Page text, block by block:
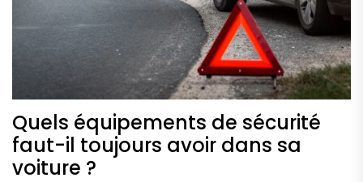
Quels équipements de sécurité
faut-il toujours avoir dans sa
voiture ?